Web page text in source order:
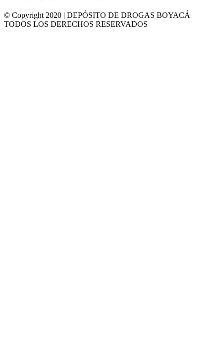
© Copyright 2020 | DEPÓSITO DE DROGAS BOYACÁ |
TODOS LOS DERECHOS RESERVADOS